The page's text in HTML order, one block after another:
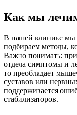
Как мы
В нашей клинике мы
подбираем методы,
Важно понимать:
отдела симптомы и
то преобладает
суставов или
поддерживается
стабилизаторов.